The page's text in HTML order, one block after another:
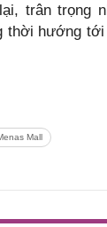
trân trọng
thời hướng
Mall